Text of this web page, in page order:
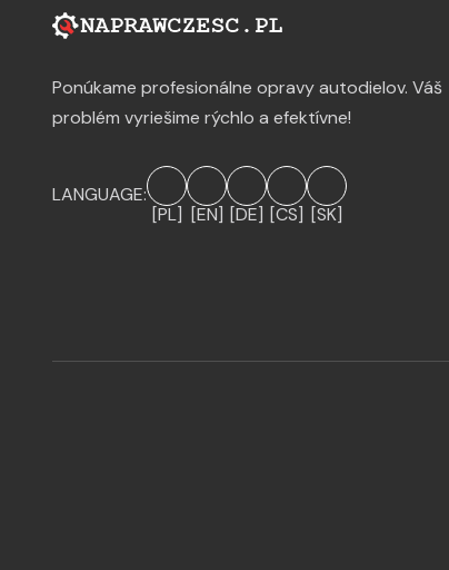
Ponúkame profesionálne opravy autodielov. Váš
problém vyriešime rýchlo a efektívne!
LANGUAGE:
[PL] [EN] [DE] [CS] [SK]